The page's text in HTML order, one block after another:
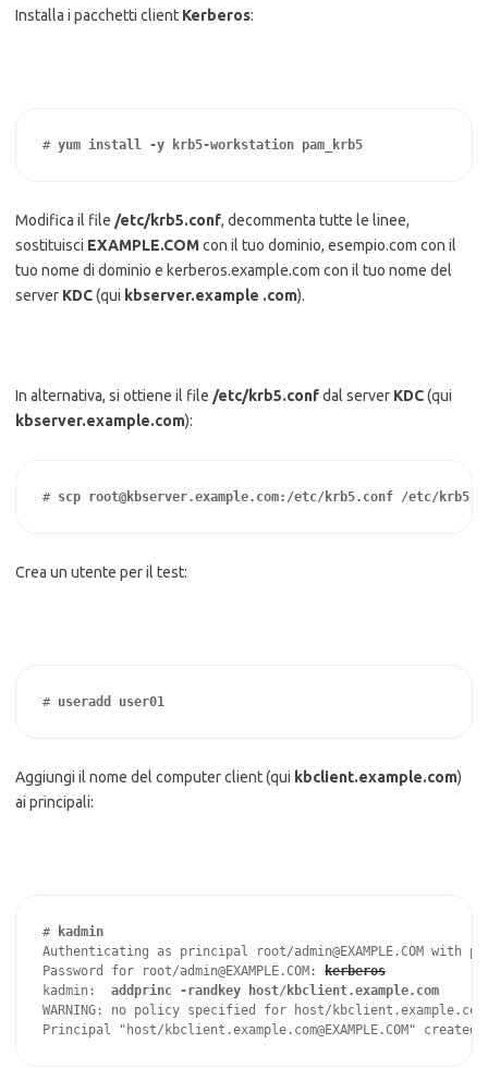
Installa i pacchetti client Kerberos:
# yum install -y krb5-workstation pam_krb5
Modifica il file /etc/krb5.conf, decommenta tutte le linee,
sostituisci EXAMPLE.COMcon il tuo dominio, esempio.com con il
tuo nome di dominio e kerberos.example.com con il tuo nome del
server KDC(qui kbserver.example .com).
In alternativa, si ottiene il file /etc/krb5.confdal server KDC(qui
kbserver.example.com):
# scp root@kbserver.example.com:/etc/krb5.conf /etc/
Crea un utente per il test:
# useradd user01
Aggiungi il nome del computer client (qui kbclient.example.com)
ai principali:
#
Authenticating as principal root/admin@EXAMPLE.COM with
Password for root/admin@EXAMPLE.COM:
kerberos
kadmin:
  addprinc -randkey host/kbclient.example.com
WARNING: no policy specified for host/
Principal "host/kbclient.example.com@EXAMPLE.COM" created.